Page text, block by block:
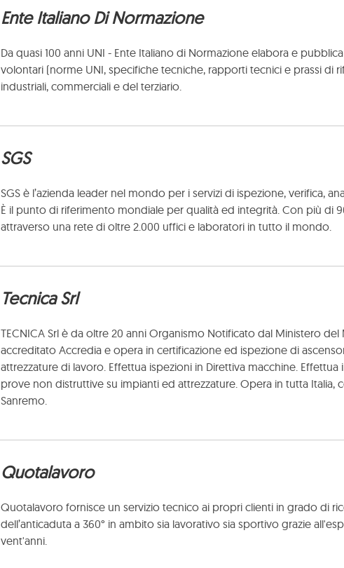
Ente Italiano Di Normazione
Da quasi 100 anni UNI - Ente Italiano di Normazione elabora e
volontari (norme UNI, specifiche tecniche, rapporti tecnici e prassi di
industriali, commerciali e del terziario.
SGS
SGS è l’azienda leader nel mondo per i servizi di ispezione, verifica,
È il punto di riferimento mondiale per qualità ed integrità. Con più di
attraverso una rete di oltre 2.000 uffici e laboratori in tutto il mondo.
Tecnica Srl
TECNICA Srl è da oltre 20 anni Organismo Notificato dal Ministero del
accreditato Accredia e opera in certificazione ed ispezione di
attrezzature di lavoro. Effettua ispezioni in Direttiva macchine.
prove non distruttive su impianti ed attrezzature. Opera in tutta Italia,
Sanremo.
Quotalavoro
Quotalavoro fornisce un servizio tecnico ai propri clienti in grado di
dell’anticaduta a 360° in ambito sia lavorativo sia sportivo grazie
vent'anni.